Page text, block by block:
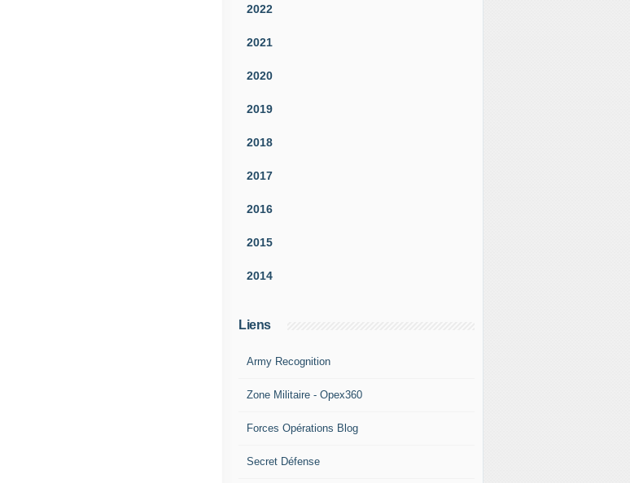
2022
2021
2020
2019
2018
2017
2016
2015
2014
Liens
Army Recognition
Zone Militaire - Opex360
Forces Opérations Blog
Secret Défense